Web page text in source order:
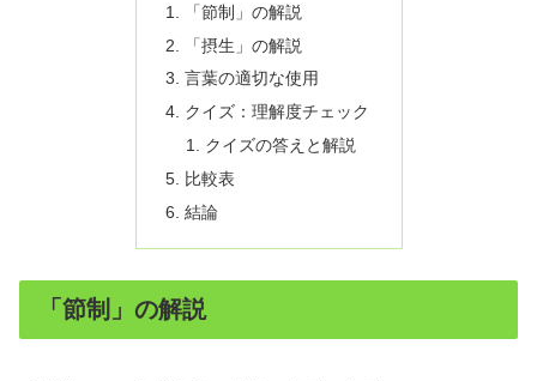
「節制」の解説
「摂生」の解説
言葉の適切な使用
クイズ：理解度チェック
クイズの答えと解説
比較表
結論
「節制」の解説